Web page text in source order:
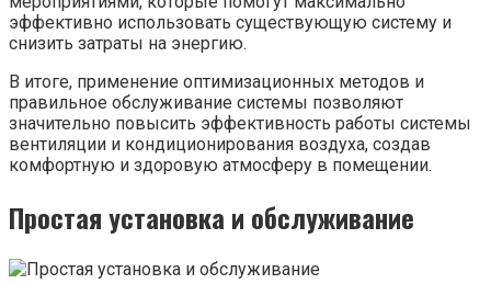
эффективно использовать существующую систему и
снизить затраты на энергию.
В итоге, применение оптимизационных методов и
правильное обслуживание системы позволяют
значительно повысить эффективность работы системы
вентиляции и кондиционирования воздуха, создав
комфортную и здоровую атмосферу в помещении.
Простая установка и обслуживание